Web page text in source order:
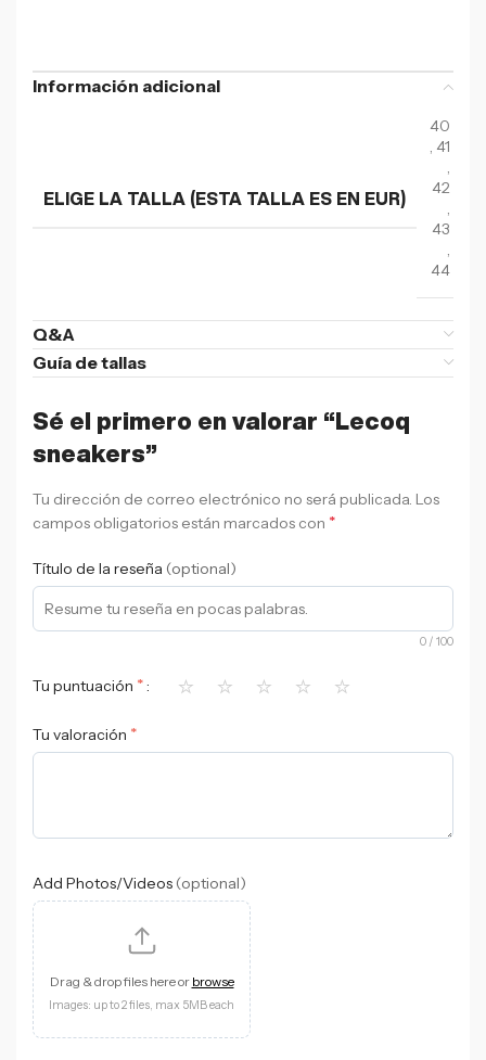
Información adicional
ELIGE LA TALLA (ESTA TALLA ES EN EUR)
40
, 41
,
42
,
43
,
44
Q&A
Guía de tallas
Sé el primero en valorar “Lecoq
sneakers”
Tu dirección de correo electrónico no será publicada. Los
campos obligatorios están marcados con *
Título de la reseña (optional)
0 / 100
Tu puntuación * ⭐ ⭐ ⭐ ⭐ ⭐
Tu valoración *
Add Photos/Videos (optional)
Drag & drop files here or browse
Images: up to 2 files, max 5MB each